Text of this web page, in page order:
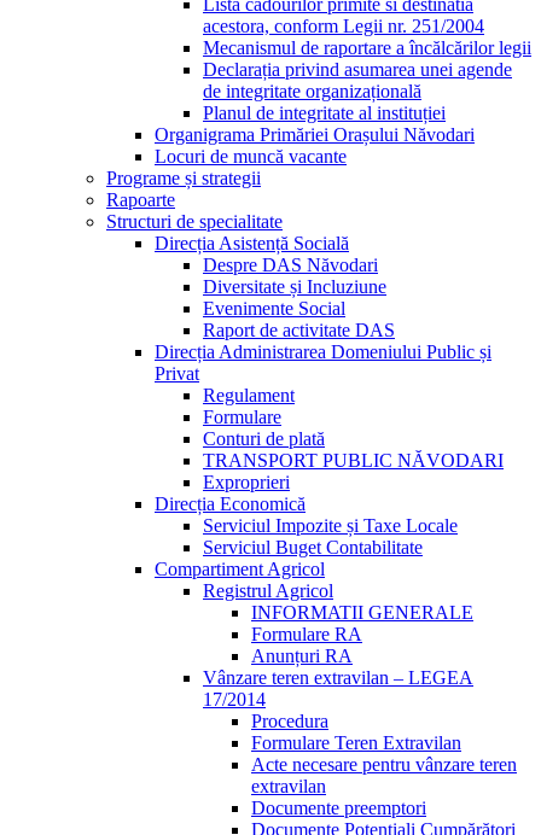
Lista cadourilor primite si destinatia
acestora, conform Legii nr. 251/2004
Mecanismul de raportare a încălcărilor legii
Declarația privind asumarea unei agende
de integritate organizațională
Planul de integritate al instituției
Organigrama Primăriei Orașului Năvodari
Locuri de muncă vacante
Programe și strategii
Rapoarte
Structuri de specialitate
Direcția Asistență Socială
Despre DAS Năvodari
Diversitate și Incluziune
Evenimente Social
Raport de activitate DAS
Direcția Administrarea Domeniului Public și
Privat
Regulament
Formulare
Conturi de plată
TRANSPORT PUBLIC NĂVODARI
Exproprieri
Direcția Economică
Serviciul Impozite și Taxe Locale
Serviciul Buget Contabilitate
Compartiment Agricol
Registrul Agricol
INFORMATII GENERALE
Formulare RA
Anunțuri RA
Vânzare teren extravilan – LEGEA
17/2014
Procedura
Formulare Teren Extravilan
Acte necesare pentru vânzare teren
extravilan
Documente preemptori
Documente Potențiali Cumpărători